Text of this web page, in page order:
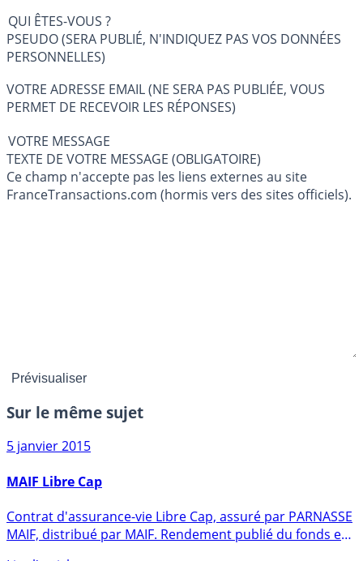
QUI ÊTES-VOUS ?
PSEUDO (SERA PUBLIÉ, N'INDIQUEZ PAS VOS DONNÉES
PERSONNELLES)
VOTRE ADRESSE EMAIL (NE SERA PAS PUBLIÉE, VOUS
PERMET DE RECEVOIR LES RÉPONSES)
VOTRE MESSAGE
TEXTE DE VOTRE MESSAGE (OBLIGATOIRE)
Ce champ n'accepte pas les liens externes au site
FranceTransactions.com (hormis vers des sites officiels).
Sur le même sujet
5 janvier 2015
MAIF Libre Cap
Contrat d'assurance-vie Libre Cap, assuré par PARNASSE
MAIF, distribué par MAIF. Rendement publié du fonds en